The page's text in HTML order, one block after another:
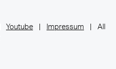
Youtube | Impressum | All